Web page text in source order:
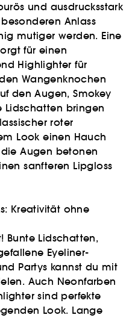
und ausdrucksstark
Anlass
mutiger werden. Eine
für einen
Highlighter für
Wangenknochen
den Augen, Smokey
Lidschatten bringen
roter
Look einen Hauch
Augen betonen
sanfteren Lipgloss
Kreativität ohne
Bunte Lidschatten,
Eyeliner-
Partys kannst du mit
Auch Neonfarben
sind perfekte
Look. Lange